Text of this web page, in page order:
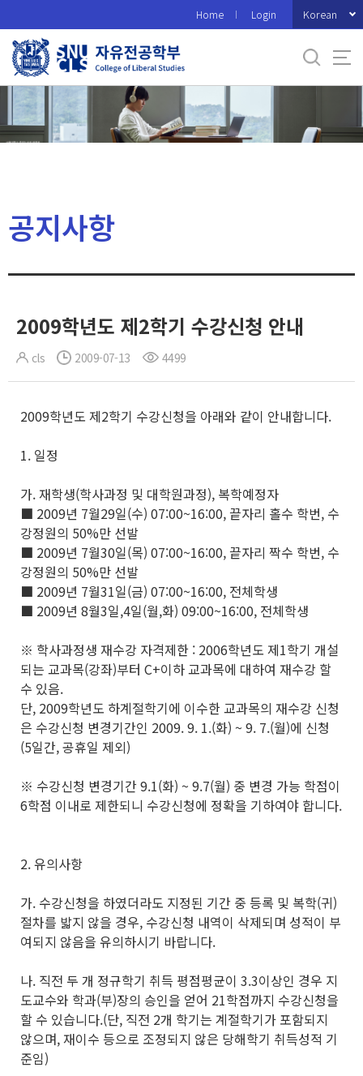
로
메
Home Login Korean
공지사항
2009학년도 제2학기 수강신청 안내
cls 2009-07-13 4499
2009학년도 제2학기 수강신청을 아래와 같이 안내합니다.
1. 일정
가. 재학생(학사과정 및 대학원과정), 복학예정자
■ 2009년 7월29일(수) 07:00~16:00, 끝자리 홀수 학번, 수
강정원의 50%만 선발
■ 2009년 7월30일(목) 07:00~16:00, 끝자리 짝수 학번, 수
강정원의 50%만 선발
■ 2009년 7월31일(금) 07:00~16:00, 전체학생
■ 2009년 8월3일,4일(월,화) 09:00~16:00, 전체학생
※ 학사과정생 재수강 자격제한 : 2006학년도 제1학기 개설
되는 교과목(강좌)부터 C+이하 교과목에 대하여 재수강 할
수 있음.
단, 2009학년도 하계절학기에 이수한 교과목의 재수강 신청
은 수강신청 변경기간인 2009. 9. 1.(화) ~ 9. 7.(월)에 신청
(5일간, 공휴일 제외)
※ 수강신청 변경기간 9.1(화) ~ 9.7(월) 중 변경 가능 학점이
6학점 이내로 제한되니 수강신청에 정확을 기하여야 합니다.
2. 유의사항
가. 수강신청을 하였더라도 지정된 기간 중 등록 및 복학(귀)
절차를 밟지 않을 경우, 수강신청 내역이 삭제되며 성적이 부
여되지 않음을 유의하시기 바랍니다.
나. 직전 두 개 정규학기 취득 평점평균이 3.3이상인 경우 지
도교수와 학과(부)장의 승인을 얻어 21학점까지 수강신청을
할 수 있습니다.(단, 직전 2개 학기는 계절학기가 포함되지
않으며, 재이수 등으로 조정되지 않은 당해학기 취득성적 기
준임)